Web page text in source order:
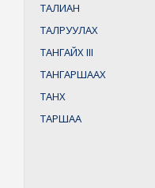
ТАЛИАН
ТАЛРУУЛАХ
ТАНГАЙХIII
ТАНГАРШААХ
ТАНХ
ТАРШАА